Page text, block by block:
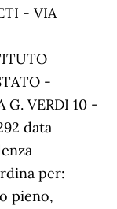
- VIA
-
G. VERDI 10 -
data
per:
pieno,